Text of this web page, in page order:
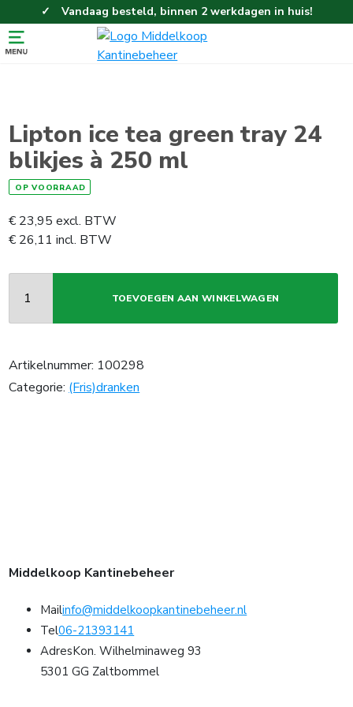
Vandaag besteld, binnen 2 werkdagen in huis!
Eenvoudig en gemakkelijk bestellen!
Gratis thuisbezorgd vanaf 100,-!
Lipton ice tea green tray 24
blikjes à 250 ml
OP VOORRAAD
€ 23,95 excl. BTW
€ 26,11 incl. BTW
TOEVOEGEN AAN WINKELWAGEN
Artikelnummer: 100298
Categorie: (Fris)dranken
Middelkoop Kantinebeheer
Mailinfo@middelkoopkantinebeheer.nl
Tel06-21393141
AdresKon. Wilhelminaweg 93
5301 GG Zaltbommel